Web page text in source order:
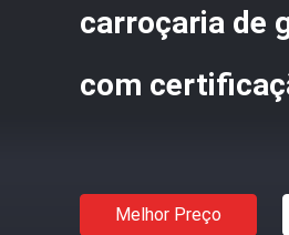
carroçaria de
com
Melhor Preço